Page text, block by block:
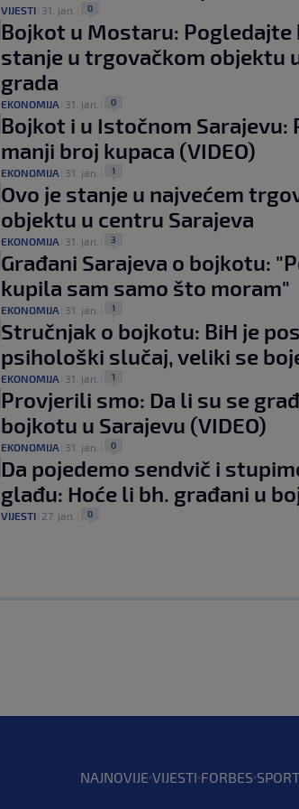
VIJESTI 31. jan. 0
Bojkot u Mostaru: Pogledajte
stanje u trgovačkom objektu
grada
EKONOMIJA 31. jan. 0
Bojkot i u Istočnom Sarajevu:
manji broj kupaca (VIDEO)
EKONOMIJA 31. jan. 1
Ovo je stanje u najvećem
objektu u centru Sarajeva
EKONOMIJA 31. jan. 3
Građani Sarajeva o bojkotu:
kupila sam samo što moram"
EKONOMIJA 31. jan. 1
Stručnjak o bojkotu: BiH je
psihološki slučaj, veliki se
EKONOMIJA 31. jan. 1
Provjerili smo: Da li su se
bojkotu u Sarajevu (VIDEO)
EKONOMIJA 31. jan. 0
Da pojedemo sendvič i
glađu: Hoće li bh. građani u
VIJESTI 27. jan. 0
NAJNOVIJE VIJESTI FORBES SPORT